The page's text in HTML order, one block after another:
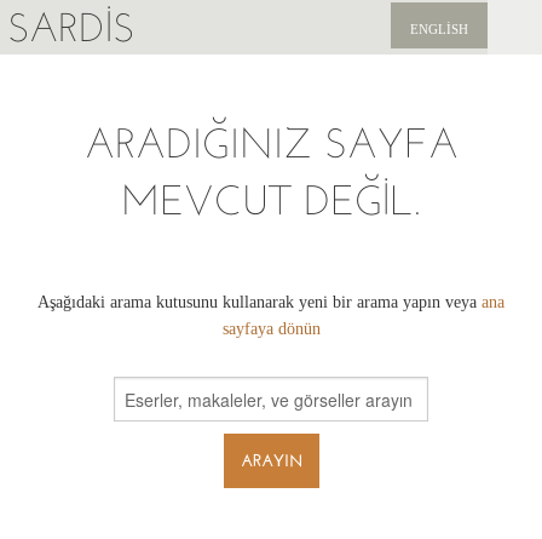
SARDIS ENGLISH
ARADIĞINIZ SAYFA
MEVCUT DEĞIL.
Aşağıdaki arama kutusunu kullanarak yeni bir arama yapın veya ana
sayfaya dönün